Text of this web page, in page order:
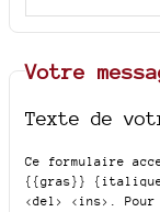
Votre
Texte de
Ce formulaire
{{gras}} {italique}
<del> <ins> . Pour